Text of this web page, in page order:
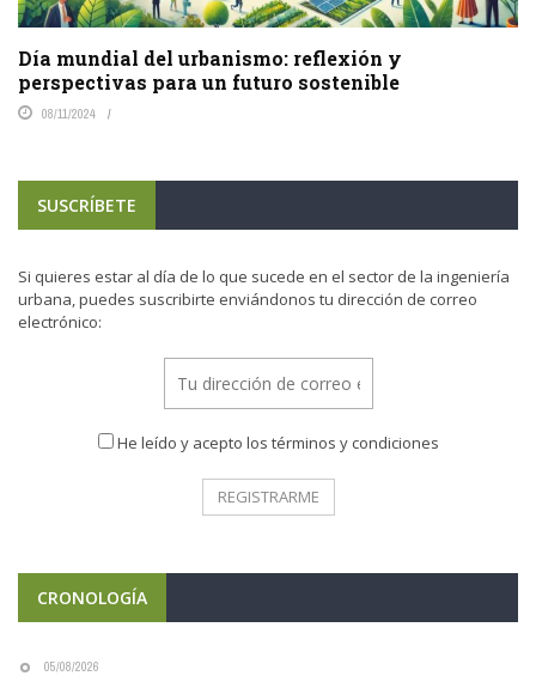
Día mundial del urbanismo: reflexión y
perspectivas para un futuro sostenible
08/11/2024
SUSCRÍBETE
Si quieres estar al día de lo que sucede en el sector de la ingeniería
urbana, puedes suscribirte enviándonos tu dirección de correo
electrónico:
He leído y acepto los términos y condiciones
CRONOLOGÍA
05/08/2026